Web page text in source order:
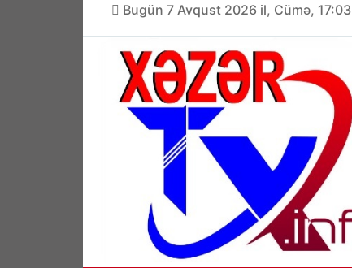
Bugün 7 Avqust 2026 il, Cümə, 17:03